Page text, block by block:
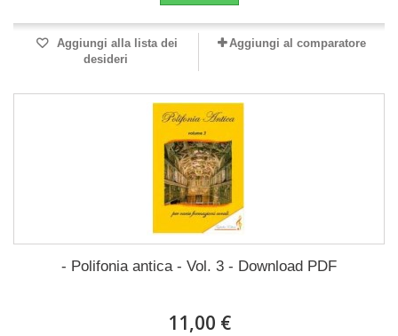
Aggiungi alla lista dei
desideri
Aggiungi al comparatore
- Polifonia antica - Vol. 3 - Download PDF
11,00 €